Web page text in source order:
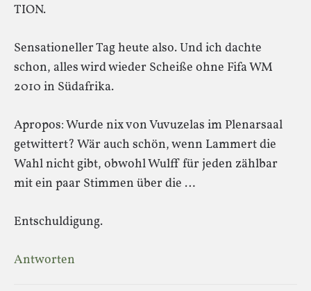
TION.
Sensationeller Tag heute also. Und ich dachte
schon, alles wird wieder Scheiße ohne Fifa WM
2010 in Südafrika.
Apropos: Wurde nix von Vuvuzelas im Plenarsaal
getwittert? Wär auch schön, wenn Lammert die
Wahl nicht gibt, obwohl Wulff für jeden zählbar
mit ein paar Stimmen über die …
Entschuldigung.
Antworten